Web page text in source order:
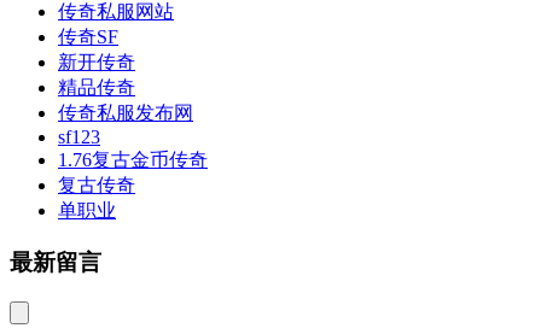
传奇私服网站
传奇SF
新开传奇
精品传奇
传奇私服发布网
sf123
1.76复古金币传奇
复古传奇
单职业
最新留言